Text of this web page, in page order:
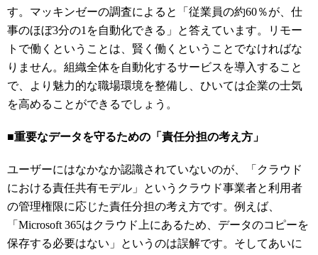
す。マッキンゼーの調査によると「従業員の約60％が、仕
事のほぼ3分の1を自動化できる」と答えています。リモー
トで働くということは、賢く働くということでなければな
りません。組織全体を自動化するサービスを導入すること
で、より魅力的な職場環境を整備し、ひいては企業の士気
を高めることができるでしょう。
■重要なデータを守るための「 責任分担の考え方」
ユーザーにはなかなか認識されていないのが、「 クラウド
における責任共有モデル」というクラウド事業者と利用者
の管理権限に応じた責任分担の考え方です。例えば、
「Microsoft 365はクラウド上にあるため、データのコピーを
保存する必要はない」というのは誤解です。そしてあいに